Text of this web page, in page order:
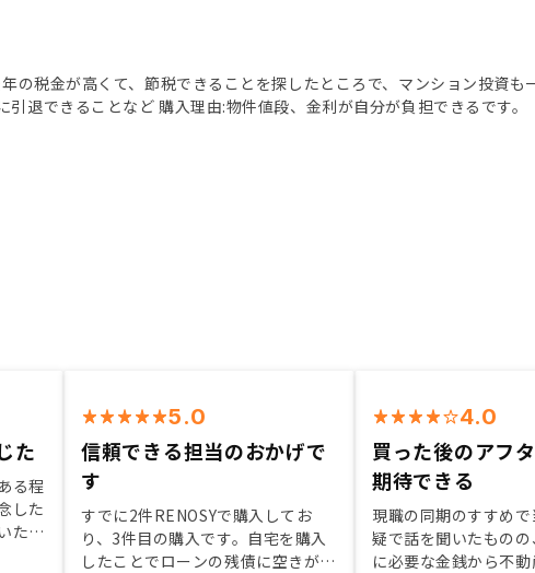
の税金が高くて、節税できることを探したところで、マンション投資も
退できることなど 購入理由:物件値段、金利が自分が負担できるです。
た
る程
した
ただ
5.0
信頼できる担当のおかげで
す
すでに2件RENOSYで購入してお
り、3件目の購入です。自宅を購入
したことでローンの残債に空きがな
4.0
買った後のアフ
期待できる
現職の同期のすすめ
疑で話を聞いたもの
に必要な金銭から不